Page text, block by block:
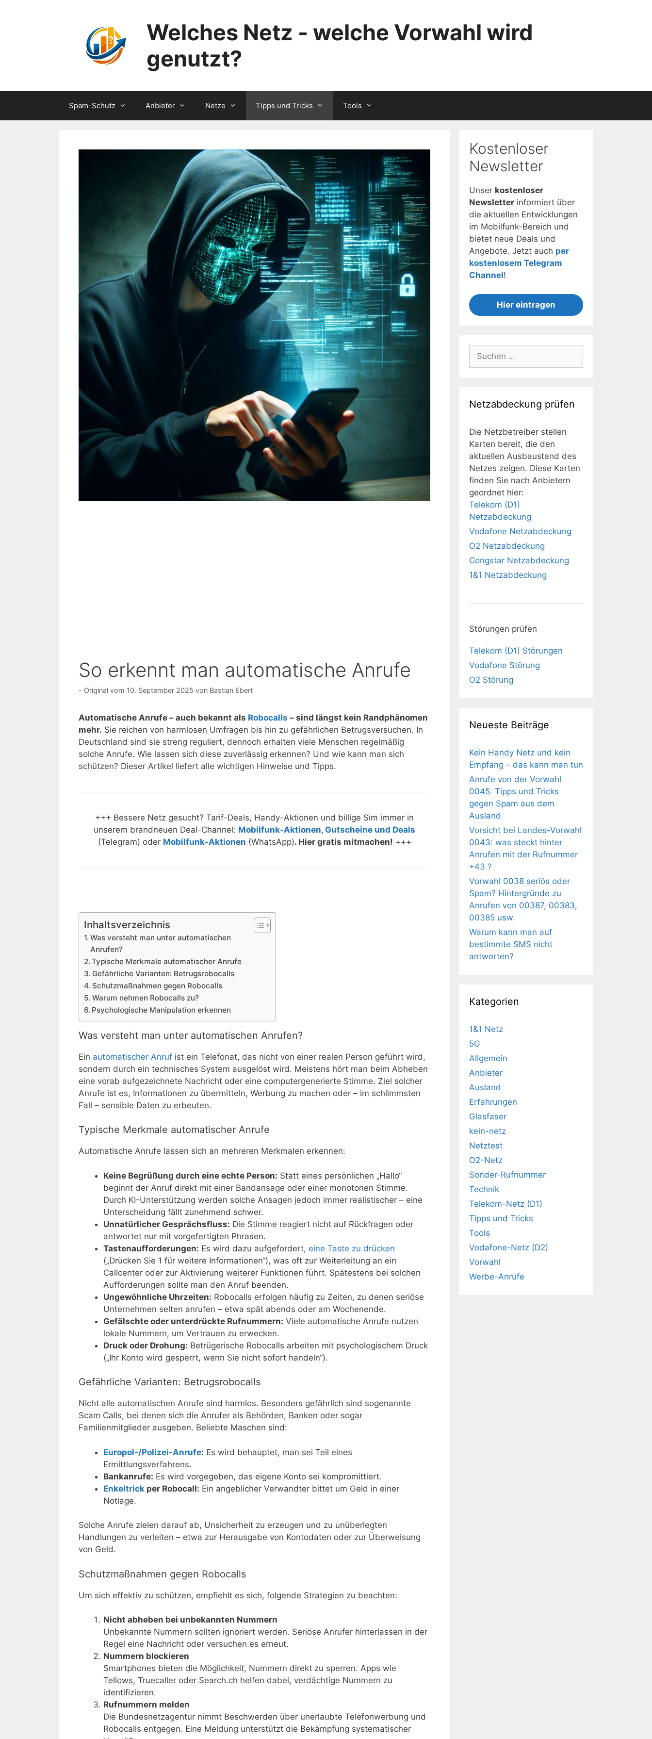
Welches Netz - welche Vorwahl wird
genutzt?
Spam-Schutz Anbieter Netze Tipps und Tricks Tools
So erkennt man automatische Anrufe
10. September 2025 von Bastian Ebert
Automatische Anrufe – auch bekannt als Robocalls – sind längst kein Randphänomen
mehr. Sie reichen von harmlosen Umfragen bis hin zu gefährlichen Betrugsversuchen. In
Deutschland sind sie streng reguliert, dennoch erhalten viele Menschen regelmäßig
solche Anrufe. Wie lassen sich diese zuverlässig erkennen? Und wie kann man sich
schützen? Dieser Artikel liefert alle wichtigen Hinweise und Tipps.
+++ Bessere Netz gesucht? Tarif-Deals, Handy-Aktionen und billige Sim immer in
unserem brandneuen Deal-Channel: Mobilfunk-Aktionen, Gutscheine und Deals
(Telegram) oder Mobilfunk-Aktionen (WhatsApp). Hier gratis mitmachen! +++
Inhaltsverzeichnis
Was versteht man unter automatischen
Anrufen?
Typische Merkmale automatischer Anrufe
Gefährliche Varianten: Betrugsrobocalls
Schutzmaßnahmen gegen Robocalls
Warum nehmen Robocalls zu?
Psychologische Manipulation erkennen
Was versteht man unter automatischen Anrufen?
Ein automatischer Anruf ist ein Telefonat, das nicht von einer realen Person geführt wird,
sondern durch ein technisches System ausgelöst wird. Meistens hört man beim Abheben
eine vorab aufgezeichnete Nachricht oder eine computergenerierte Stimme. Ziel solcher
Anrufe ist es, Informationen zu übermitteln, Werbung zu machen oder – im schlimmsten
Fall – sensible Daten zu erbeuten.
Typische Merkmale automatischer Anrufe
Automatische Anrufe lassen sich an mehreren Merkmalen erkennen:
Keine Begrüßung durch eine echte Person: Statt eines persönlichen „Hallo“
beginnt der Anruf direkt mit einer Bandansage oder einer monotonen Stimme.
Durch KI-Unterstützung werden solche Ansagen jedoch immer realistischer – eine
Unterscheidung fällt zunehmend schwer.
Unnatürlicher Gesprächsfluss: Die Stimme reagiert nicht auf Rückfragen oder
antwortet nur mit vorgefertigten Phrasen.
Tastenaufforderungen: Es wird dazu aufgefordert, eine Taste zu drücken
(„Drücken Sie 1 für weitere Informationen“), was oft zur Weiterleitung an ein
Callcenter oder zur Aktivierung weiterer Funktionen führt. Spätestens bei solchen
Aufforderungen sollte man den Anruf beenden.
Ungewöhnliche Uhrzeiten: Robocalls erfolgen häufig zu Zeiten, zu denen seriöse
Unternehmen selten anrufen – etwa spät abends oder am Wochenende.
Gefälschte oder unterdrückte Rufnummern: Viele automatische Anrufe nutzen
lokale Nummern, um Vertrauen zu erwecken.
Druck oder Drohung: Betrügerische Robocalls arbeiten mit psychologischem Druck
(„Ihr Konto wird gesperrt, wenn Sie nicht sofort handeln“).
Gefährliche Varianten: Betrugsrobocalls
Nicht alle automatischen Anrufe sind harmlos. Besonders gefährlich sind sogenannte
Scam Calls, bei denen sich die Anrufer als Behörden, Banken oder sogar
Familienmitglieder ausgeben. Beliebte Maschen sind:
Europol-/Polizei-Anrufe: Es wird behauptet, man sei Teil eines
Ermittlungsverfahrens.
Bankanrufe: Es wird vorgegeben, das eigene Konto sei kompromittiert.
Enkeltrick per Robocall: Ein angeblicher Verwandter bittet um Geld in einer
Notlage.
Solche Anrufe zielen darauf ab, Unsicherheit zu erzeugen und zu unüberlegten
Handlungen zu verleiten – etwa zur Herausgabe von Kontodaten oder zur Überweisung
von Geld.
Schutzmaßnahmen gegen Robocalls
Um sich effektiv zu schützen, empfiehlt es sich, folgende Strategien zu beachten:
Nicht abheben bei unbekannten Nummern
Unbekannte Nummern sollten ignoriert werden. Seriöse Anrufer hinterlassen in der
Regel eine Nachricht oder versuchen es erneut.
Nummern blockieren
Smartphones bieten die Möglichkeit, Nummern direkt zu sperren. Apps wie
Tellows, Truecaller oder Search.ch helfen dabei, verdächtige Nummern zu
identifizieren.
Rufnummern melden
Die Bundesnetzagentur nimmt Beschwerden über unerlaubte Telefonwerbung und
Robocalls entgegen. Eine Meldung unterstützt die Bekämpfung systematischer
Kostenloser
Newsletter
Unser kostenloser
Newsletter informiert über
die aktuellen Entwicklungen
im Mobilfunk-Bereich und
bietet neue Deals und
Angebote. Jetzt auch per
kostenlosem Telegram
Channel!
Hier eintragen
nach:
Netzabdeckung prüfen
Die Netzbetreiber stellen
Karten bereit, die den
aktuellen Ausbaustand des
Netzes zeigen. Diese Karten
finden Sie nach Anbietern
geordnet hier:
Telekom (D1)
Netzabdeckung
Vodafone Netzabdeckung
O2 Netzabdeckung
Congstar Netzabdeckung
1&1 Netzabdeckung
Störungen prüfen
Telekom (D1) Störungen
Vodafone Störung
O2 Störung
Neueste Beiträge
Kein Handy Netz und kein
Empfang – das kann man tun
Anrufe von der Vorwahl
0045: Tipps und Tricks
gegen Spam aus dem
Ausland
Vorsicht bei Landes-Vorwahl
0043: was steckt hinter
Anrufen mit der Rufnummer
+43 ?
Vorwahl 0038 seriös oder
Spam? Hintergründe zu
Anrufen von 00387, 00383,
00385 usw.
Warum kann man auf
bestimmte SMS nicht
antworten?
Kategorien
1&1 Netz
5G
Allgemein
Anbieter
Ausland
Erfahrungen
Glasfaser
kein-netz
Netztest
O2-Netz
Sonder-Rufnummer
Technik
Telekom-Netz (D1)
Tipps und Tricks
Tools
Vodafone-Netz (D2)
Vorwahl
Werbe-Anrufe